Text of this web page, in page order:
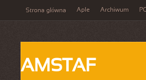
Strona główna Aple Archiwum
AMSTAF